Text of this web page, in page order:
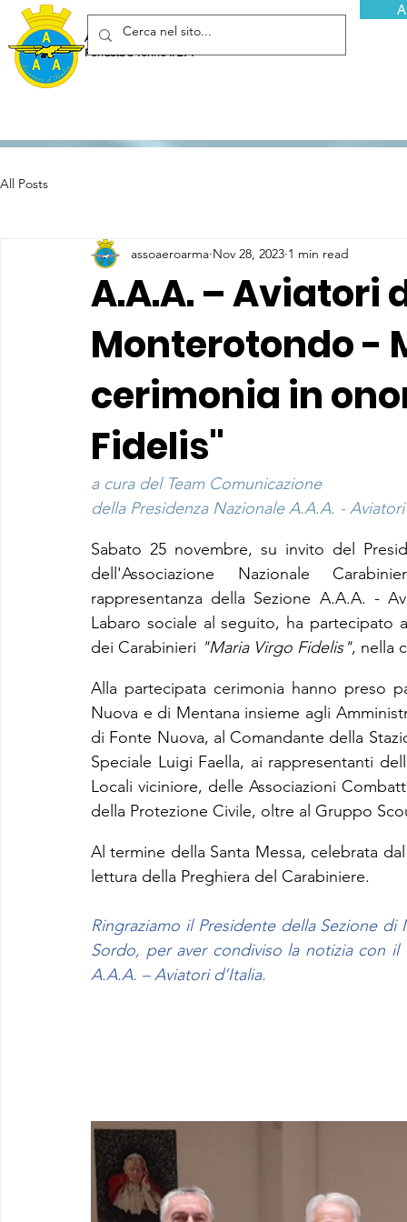
Associazione Arma Aeronautica - Aviatori d'Italia ETS
Fondata a Torino il 29 febbraio 1952
All Posts
A.A.A. – Aviatori
Monterotondo -
cerimonia in
Fidelis"
assoaeroarma Nov 28, 2023 1 min read
a cura del Team Comunicazione
della Presidenza Nazionale A.A.A. - Aviatori
Sabato 25 novembre, su invito del
dell'Associazione Nazionale
rappresentanza della Sezione A.A.A. -
Labaro sociale al seguito, ha partecipato
dei Carabinieri "Maria Virgo Fidelis", nella
Alla partecipata cerimonia hanno preso
Nuova e di Mentana insieme agli
di Fonte Nuova, al Comandante della
Speciale Luigi Faella, ai rappresentanti
Locali viciniore, delle Associazioni
della Protezione Civile, oltre al Gruppo
Al termine della Santa Messa, celebrata
lettura della Preghiera del Carabiniere.
Ringraziamo il Presidente della Sezione
Sordo, per aver condiviso la notizia con il
A.A.A. – Aviatori d’Italia.